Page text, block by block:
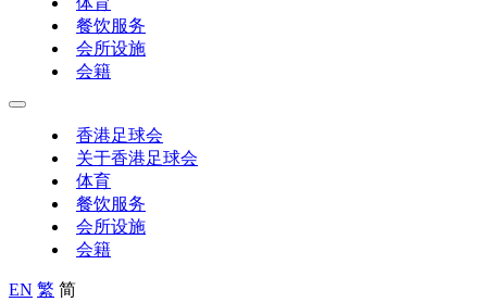
餐饮服务
会所设施
会籍
香港足球会
关于香港足球会
体育
餐饮服务
会所设施
会籍
EN 繁 简